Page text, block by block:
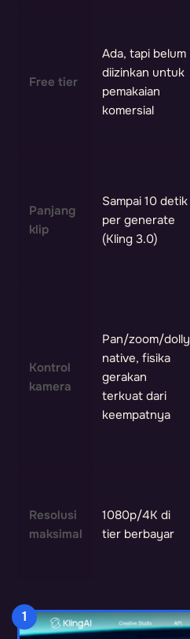
Free tier
Ada, tapi belum
diizinkan untuk
pemakaian
komersial
Panjang
klip
Sampai 10 detik
per generate
(Kling 3.0)
Kontrol
kamera
Pan/zoom/dolly
native, fisika
gerakan
terkuat dari
keempatnya
Resolusi
maksimal
1080p/4K di
tier berbayar
1